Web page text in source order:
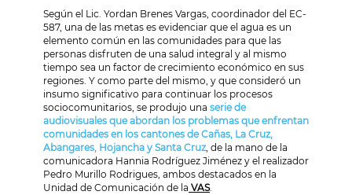
Según el Lic. Yordan Brenes Vargas, coordinador del EC-
587, una de las metas es evidenciar que el agua es un
elemento común en las comunidades para que las
personas disfruten de una salud integral y al mismo
tiempo sea un factor de crecimiento económico en sus
regiones. Y como parte del mismo, y que consideró un
insumo significativo para continuar los procesos
sociocomunitarios, se produjo una serie de
audiovisuales que abordan los problemas que enfrentan
comunidades en los cantones de Cañas, La Cruz,
Abangares, Hojancha y Santa Cruz, de la mano de la
comunicadora Hannia Rodríguez Jiménez y el realizador
Pedro Murillo Rodrigues, ambos destacados en la
Unidad de Comunicación de la VAS.